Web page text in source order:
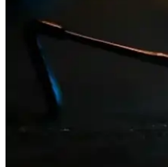
Lacoste erkek mayo koleksiyonu,
GANT Erkek Mayo
GANT mayo koleksiyonu, kaliteli
bulunuyor.
Erkek Mayo Markaları ve
Yaz aylarında erkek mayo ve deniz
Erkek Mayo Seçerken